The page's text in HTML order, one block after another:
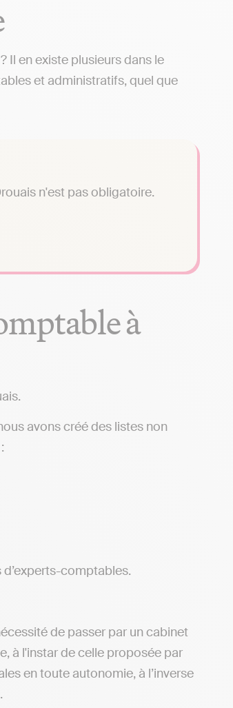
Il en existe plusieurs dans le
et administratifs, quel que
n'est pas obligatoire.
à
avons créé des listes non
comptables.
de passer par un cabinet
à l'instar de celle proposée par
en toute autonomie, à l’inverse